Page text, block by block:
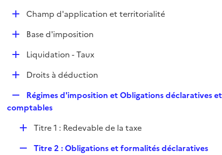
p
l
i
e
DChamp d'application et territorialité
D
r
Base d'imposition
D
e
r
Liquidation - Taux
D
l
i
e
r
Droits à déduction
e
l
Régimes d'imposition et Obligations déclaratives et
comptables
DTitre 1 : Redevable de la taxe
Titre 2 : Obligations et formalités déclaratives